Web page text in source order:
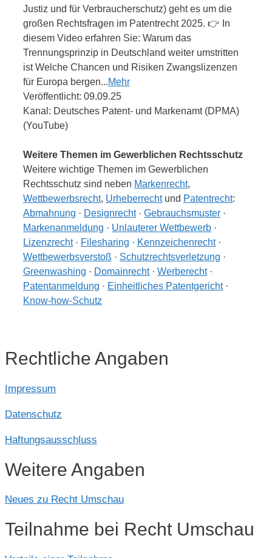
Justiz und für Verbraucherschutz) geht es um die
großen Rechtsfragen im Patentrecht 2025. 👉 In
diesem Video erfahren Sie: Warum das
Trennungsprinzip in Deutschland weiter umstritten
ist Welche Chancen und Risiken Zwangslizenzen
für Europa bergen...Mehr
Veröffentlicht: 09.09.25
Kanal: Deutsches Patent- und Markenamt (DPMA)
(YouTube)
Weitere Themen im Gewerblichen Rechtsschutz
Weitere wichtige Themen im Gewerblichen
Rechtsschutz sind neben Markenrecht,
Wettbewerbsrecht, Urheberrechtund Patentrecht:
Abmahnung · Designrecht· Gebrauchsmuster ·
Markenanmeldung · Unlauterer Wettbewerb ·
Lizenzrecht· Filesharing · Kennzeichenrecht·
Wettbewerbsverstoß · Schutzrechtsverletzung ·
Greenwashing · Domainrecht· Werberecht·
Patentanmeldung · Einheitliches Patentgericht·
Know-how-Schutz
Rechtliche Angaben
Impressum
Datenschutz
Haftungsausschluss
Weitere Angaben
Neues zu Recht Umschau
Teilnahme bei Recht Umschau